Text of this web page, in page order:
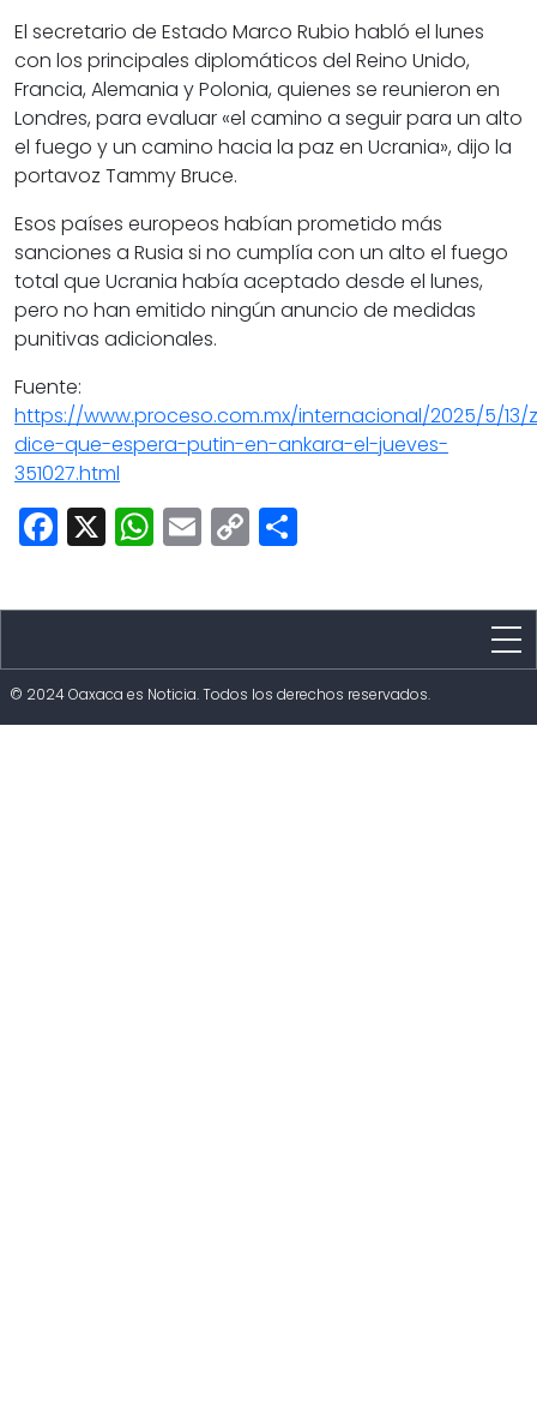
El secretario de Estado Marco Rubio habló el lunes
con los principales diplomáticos del Reino Unido,
Francia, Alemania y Polonia, quienes se reunieron en
Londres, para evaluar «el camino a seguir para un alto
el fuego y un camino hacia la paz en Ucrania», dijo la
portavoz Tammy Bruce.
Esos países europeos habían prometido más
sanciones a Rusia si no cumplía con un alto el fuego
total que Ucrania había aceptado desde el lunes,
pero no han emitido ningún anuncio de medidas
punitivas adicionales.
Fuente:
https://www.proceso.com.mx/internacional/2025/5/13/
dice-que-espera-putin-en-ankara-el-jueves-
351027.html
Facebook
X WhatsApp
Email
Copy
Estado
Política
© 2024 Oaxaca es Noticia. Todos los derechos reservados.